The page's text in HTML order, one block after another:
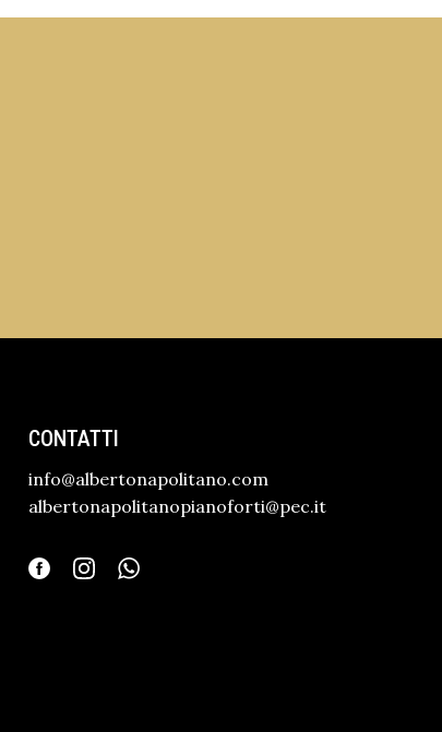
CONTATTI
info@albertonapolitano.com
albertonapolitanopianoforti@pec.it